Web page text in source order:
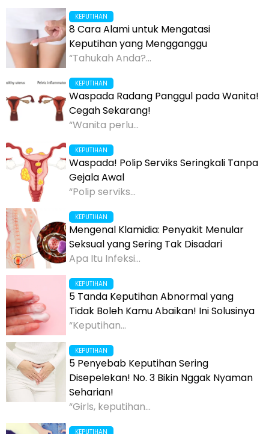
KEPUTIHAN
8 Cara Alami untuk Mengatasi
Keputihan yang Mengganggu
“Tahukah Anda?...
KEPUTIHAN
Waspada Radang Panggul pada Wanita!
Cegah Sekarang!
“Wanita perlu...
KEPUTIHAN
Waspada! Polip Serviks Seringkali Tanpa
Gejala Awal
“Polip serviks...
KEPUTIHAN
Mengenal Klamidia: Penyakit Menular
Seksual yang Sering Tak Disadari
Apa Itu Infeksi...
KEPUTIHAN
5 Tanda Keputihan Abnormal yang
Tidak Boleh Kamu Abaikan! Ini Solusinya
“Keputihan...
KEPUTIHAN
5 Penyebab Keputihan Sering
Disepelekan! No. 3 Bikin Nggak Nyaman
Seharian!
“Girls, keputihan...
KEPUTIHAN